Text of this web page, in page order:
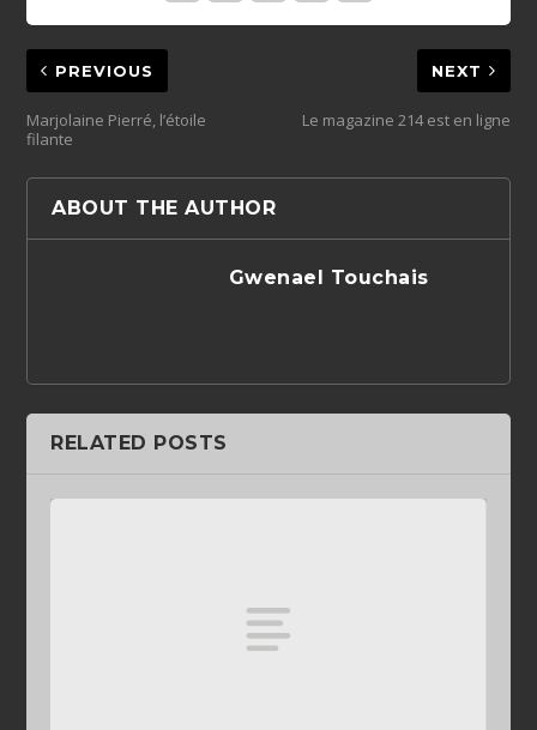
PREVIOUS
Marjolaine Pierré, l’étoile
filante
NEXT
Le magazine 214 est en ligne
ABOUT THE AUTHOR
Gwenael Touchais
RELATED POSTS